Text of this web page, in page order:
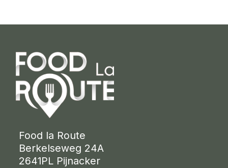
Food la Route
Berkelseweg 24A
2641PL Pijnacker